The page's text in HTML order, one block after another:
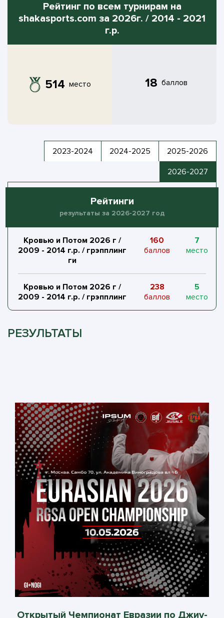
Рейтинг по всем турнирам на
shakasports.com за 2026г. / 2014 - 2021
г.р.
514 место 18 баллов
2023-2024 2024-2025 2025-2026
2026-2027
Рейтинги
результаты за 2026-2027 год
Кровью и Потом 2026 г /
2009 - 2014 г.р. / грэпплинг
ги
160
баллов
7
место
Кровью и Потом 2026 г /
2009 - 2014 г.р. / грэпплинг
238
баллов
5
место
РЕЗУЛЬТАТЫ
Открытый Чемпионат Евразии по Джиу-